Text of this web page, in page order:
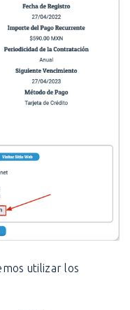
utilizar los